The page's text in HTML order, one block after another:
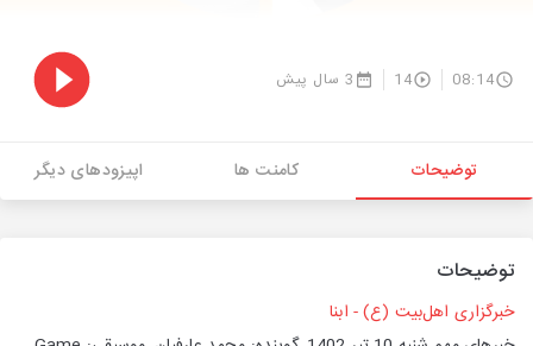
08:14
14 3 سال پیش
توضیحات کامنت ها اپیزودهای دیگر
توضیحات
خبرگزاری اهل‌بیت (ع) - ابنا